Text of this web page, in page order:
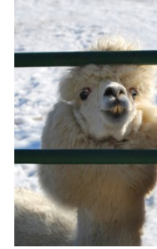
para
conteúdo